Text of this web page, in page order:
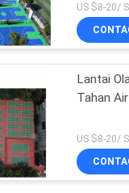
US $8-20/
Lantai
Tahan Air
US $8-20/